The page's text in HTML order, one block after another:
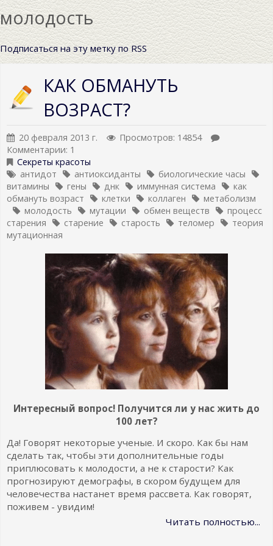
молодость
Подписаться на эту метку по RSS
КАК ОБМАНУТЬ
ВОЗРАСТ?
20 февраля 2013 г.
Просмотров: 14854
Комментарии: 1
Секреты красоты
антидот
антиоксиданты
биологические часы
витамины
гены днк иммунная система
как
обмануть возраст
клетки коллаген
метаболизм
молодость
мутации обмен веществ
процесс
старения
старение старость теломер
теория
мутационная
Интересный вопрос! Получится ли у нас жить до
100 лет?
Да! Говорят некоторые ученые. И скоро. Как бы нам
сделать так, чтобы эти дополнительные годы
приплюсовать к молодости, а не к старости? Как
прогнозируют демографы, в скором будущем для
человечества настанет время рассвета. Как говорят,
поживем - увидим!
Читать полностью...